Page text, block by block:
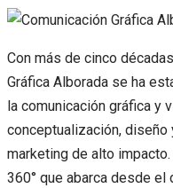
Con más de cinco
Gráfica Alborada se ha
la comunicación gráfica y
conceptualización, diseño
marketing de alto
360° que abarca desde